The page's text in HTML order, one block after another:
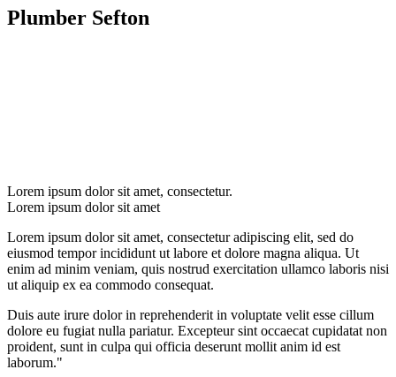
Plumber Sefton
Lorem ipsum dolor sit amet, consectetur.
Lorem ipsum dolor sit amet
Lorem ipsum dolor sit amet, consectetur adipiscing elit, sed do
eiusmod tempor incididunt ut labore et dolore magna aliqua. Ut
enim ad minim veniam, quis nostrud exercitation ullamco laboris nisi
ut aliquip ex ea commodo consequat.
Duis aute irure dolor in reprehenderit in voluptate velit esse cillum
dolore eu fugiat nulla pariatur. Excepteur sint occaecat cupidatat non
proident, sunt in culpa qui officia deserunt mollit anim id est
laborum."